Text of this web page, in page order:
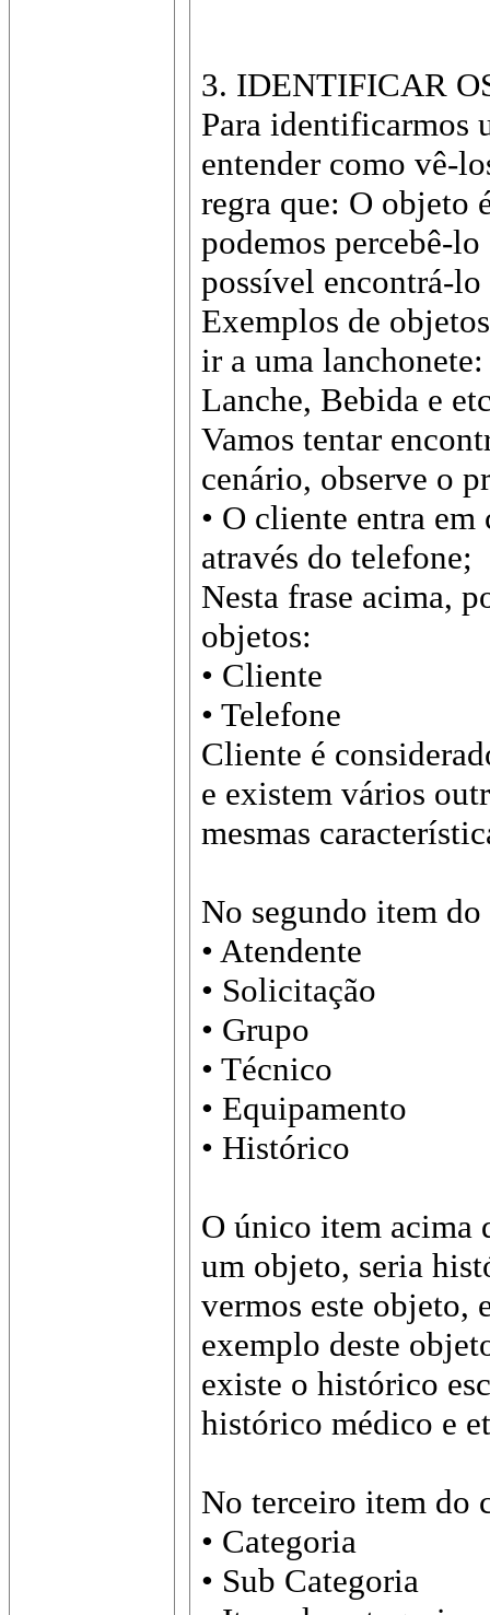
3. IDENTIFICAR
Para identificarmos
entender como vê-
regra que: O objeto
podemos percebê-
possível encontrá-
Exemplos de
ir a uma
Lanche, Bebida e
Vamos tentar
cenário, observe o
• O cliente entra
através do telefone;
Nesta frase acima,
objetos:
• Cliente
• Telefone
Cliente é
e existem vários
mesmas
No segundo item
• Atendente
• Solicitação
• Grupo
• Técnico
• Equipamento
• Histórico
O único item acima
um objeto, seria
vermos este objeto,
exemplo deste
existe o histórico
histórico médico e
No terceiro item do
• Categoria
• Sub Categoria